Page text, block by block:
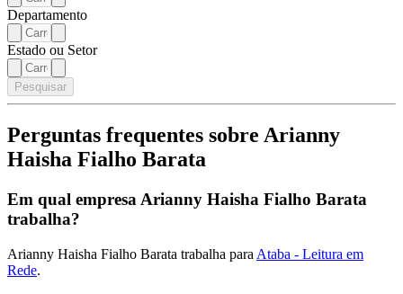
Departamento
Estado ou Setor
Pesquisar
Perguntas frequentes sobre Arianny
Haisha Fialho Barata
Em qual empresa Arianny Haisha Fialho Barata
trabalha?
Arianny Haisha Fialho Barata trabalha para Ataba - Leitura em
Rede.